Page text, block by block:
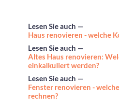
Lesen Sie auch —
Haus renovieren - welche
Lesen Sie auch —
Altes Haus renovieren:
einkalkuliert werden?
Lesen Sie auch —
Fenster renovieren -
rechnen?